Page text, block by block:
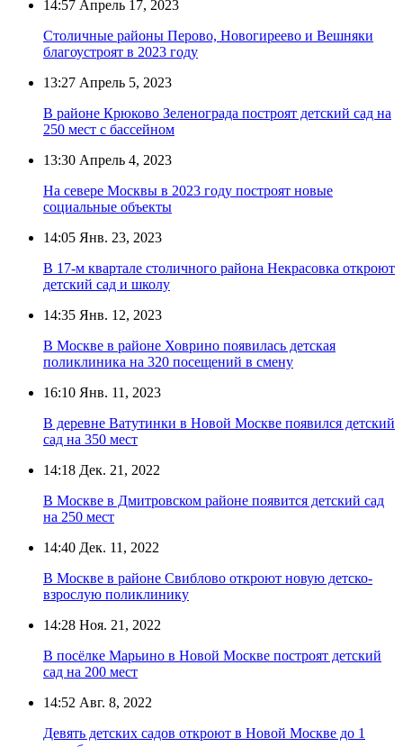
14:57 Апрель 17, 2023
Столичные районы Перово, Новогиреево и Вешняки
благоустроят в 2023 году
13:27 Апрель 5, 2023
В районе Крюково Зеленограда построят детский сад на
250 мест с бассейном
13:30 Апрель 4, 2023
На севере Москвы в 2023 году построят новые
социальные объекты
14:05 Янв. 23, 2023
В 17-м квартале столичного района Некрасовка откроют
детский сад и школу
14:35 Янв. 12, 2023
В Москве в районе Ховрино появилась детская
поликлиника на 320 посещений в смену
16:10 Янв. 11, 2023
В деревне Ватутинки в Новой Москве появился детский
сад на 350 мест
14:18 Дек. 21, 2022
В Москве в Дмитровском районе появится детский сад
на 250 мест
14:40 Дек. 11, 2022
В Москве в районе Свиблово откроют новую детско-
взрослую поликлинику
14:28 Ноя. 21, 2022
В посёлке Марьино в Новой Москве построят детский
сад на 200 мест
14:52 Авг. 8, 2022
Девять детских садов откроют в Новой Москве до 1